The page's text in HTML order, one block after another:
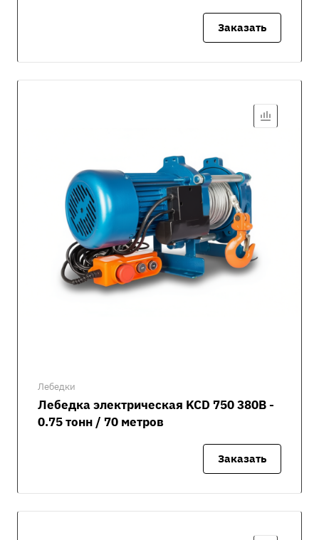
Заказать
Лебедки
Лебедка электрическая KCD 750 380В -
0.75 тонн / 70 метров
Заказать